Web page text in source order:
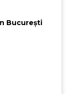
București